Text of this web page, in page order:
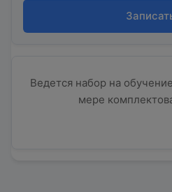
Ведется набор на
мере